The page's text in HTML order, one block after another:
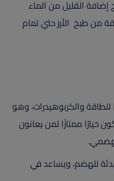
إضافة القليل من الماء
انقضاء 20 دقيقة من طبخ الأرز حتي تمام
للطاقة والكربوهيدرات، وهو
ممتازًا لمن يعانون
للهضم، ويساعد في